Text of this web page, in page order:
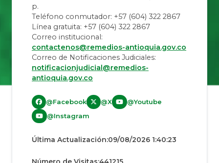
p.
Teléfono conmutador: +57 (604) 322 2867
Línea gratuita: +57 (604) 322 2867
Correo institucional:
contactenos@remedios-antioquia.gov.co
Correo de Notificaciones Judiciales:
notificacionjudicial@remedios-
antioquia.gov.co
@Facebook @X
@Youtube
@Instagram
Última Actualización:09/08/2026 1:40:23